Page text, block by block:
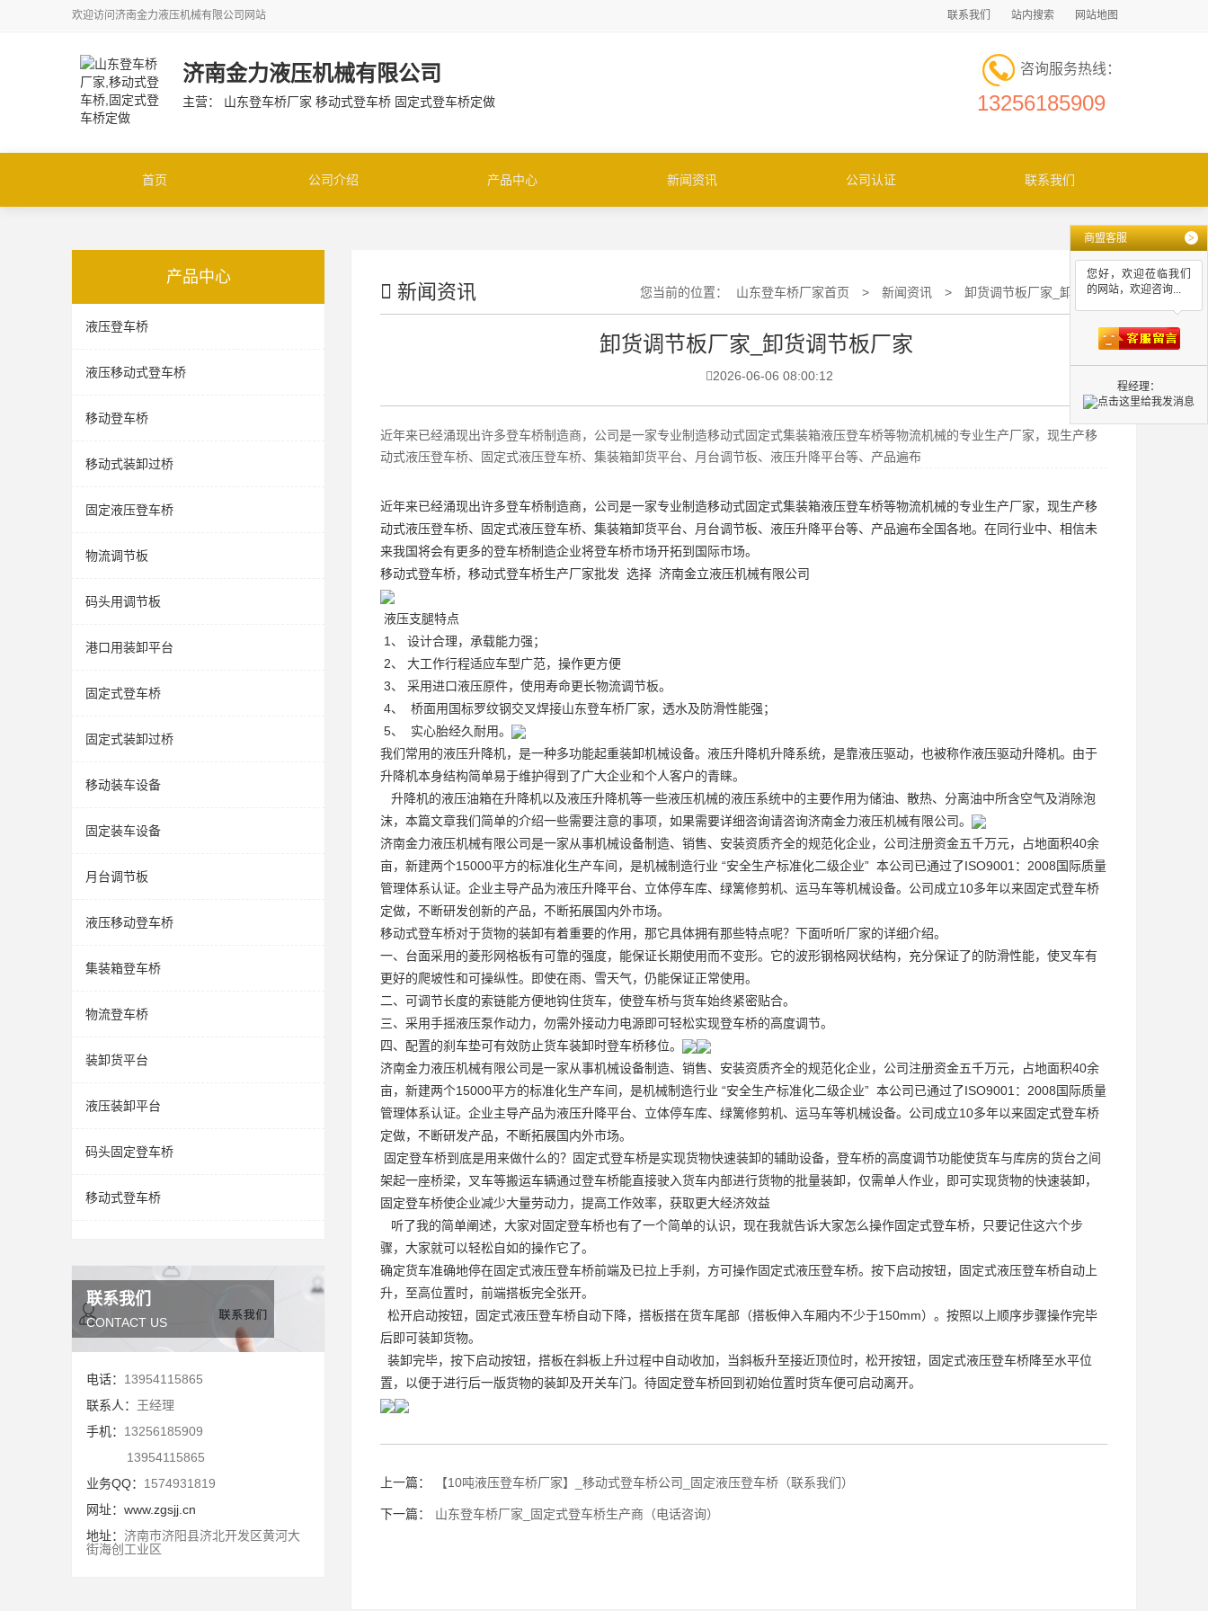
欢迎访问 济南金力液压机械有限公司 网站 联系我们 站内搜索 网站地图
济南金力液压机械有限公司
主营： 山东登车桥厂家 移动式登车桥 固定式登车桥定做
咨询服务热线：
13256185909
首页 公司介绍 产品中心 新闻资讯 公司认证 联系我们
产品中心
液压登车桥
液压移动式登车桥
移动登车桥
移动式装卸过桥
固定液压登车桥
物流调节板
码头用调节板
港口用装卸平台
固定式登车桥
固定式装卸过桥
移动装车设备
固定装车设备
月台调节板
液压移动登车桥
集装箱登车桥
物流登车桥
装卸货平台
液压装卸平台
码头固定登车桥
移动式登车桥
联系我们
CONTACT US
电话： 13954115865
联系人： 王经理
手机： 13256185909
13954115865
业务QQ： 1574931819
网址： www.zgsjj.cn
地址： 济南市济阳县济北开发区黄河大
街海创工业区
新闻资讯 您当前的位置： 山东登车桥厂家首页 > 新闻资讯 > 卸货调节板厂家_卸货调节板厂家
卸货调节板厂家_卸货调节板厂家
2026-06-06 08:00:12
近年来已经涌现出许多登车桥制造商，公司是一家专业制造移动式固定式集装箱液压登车桥等物流机械的专业生产厂家，现生产移
动式液压登车桥、固定式液压登车桥、集装箱卸货平台、月台调节板、液压升降平台等、产品遍布
近年来已经涌现出许多登车桥制造商，公司是一家专业制造移动式固定式集装箱液压登车桥等物流机械的专业生产厂家，现生产移
动式液压登车桥、固定式液压登车桥、集装箱卸货平台、月台调节板、液压升降平台等、产品遍布全国各地。在同行业中、相信未
来我国将会有更多的登车桥制造企业将登车桥市场开拓到国际市场。
移动式登车桥，移动式登车桥生产厂家批发 选择 济南金立液压机械有限公司
液压支腿特点
1、 设计合理，承载能力强；
2、 大工作行程适应车型广范，操作更方便
3、 采用进口液压原件，使用寿命更长物流调节板。
4、 桥面用国标罗纹钢交叉焊接山东登车桥厂家，透水及防滑性能强；
5、 实心胎经久耐用。
我们常用的液压升降机，是一种多功能起重装卸机械设备。液压升降机升降系统，是靠液压驱动，也被称作液压驱动升降机。由于
升降机本身结构简单易于维护得到了广大企业和个人客户的青睐。
升降机的液压油箱在升降机以及液压升降机等一些液压机械的液压系统中的主要作用为储油、散热、分离油中所含空气及消除泡
沫，本篇文章我们简单的介绍一些需要注意的事项，如果需要详细咨询请咨询济南金力液压机械有限公司。
济南金力液压机械有限公司是一家从事机械设备制造、销售、安装资质齐全的规范化企业，公司注册资金五千万元，占地面积40余
亩，新建两个15000平方的标准化生产车间，是机械制造行业 “安全生产标准化二级企业” 本公司已通过了ISO9001：2008国际质量
管理体系认证。企业主导产品为液压升降平台、立体停车库、绿篱修剪机、运马车等机械设备。公司成立10多年以来固定式登车桥
定做，不断研发创新的产品，不断拓展国内外市场。
移动式登车桥对于货物的装卸有着重要的作用，那它具体拥有那些特点呢？下面听听厂家的详细介绍。
一、台面采用的菱形网格板有可靠的强度，能保证长期使用而不变形。它的波形钢格网状结构，充分保证了的防滑性能，使叉车有
更好的爬坡性和可操纵性。即使在雨、雪天气，仍能保证正常使用。
二、可调节长度的索链能方便地钩住货车，使登车桥与货车始终紧密贴合。
三、采用手摇液压泵作动力，勿需外接动力电源即可轻松实现登车桥的高度调节。
四、配置的刹车垫可有效防止货车装卸时登车桥移位。
济南金力液压机械有限公司是一家从事机械设备制造、销售、安装资质齐全的规范化企业，公司注册资金五千万元，占地面积40余
亩，新建两个15000平方的标准化生产车间，是机械制造行业 “安全生产标准化二级企业” 本公司已通过了ISO9001：2008国际质量
管理体系认证。企业主导产品为液压升降平台、立体停车库、绿篱修剪机、运马车等机械设备。公司成立10多年以来固定式登车桥
定做，不断研发产品，不断拓展国内外市场。
固定登车桥到底是用来做什么的？固定式登车桥是实现货物快速装卸的辅助设备，登车桥的高度调节功能使货车与库房的货台之间
架起一座桥梁，叉车等搬运车辆通过登车桥能直接驶入货车内部进行货物的批量装卸，仅需单人作业，即可实现货物的快速装卸，
固定登车桥使企业减少大量劳动力，提高工作效率，获取更大经济效益
听了我的简单阐述，大家对固定登车桥也有了一个简单的认识，现在我就告诉大家怎么操作固定式登车桥，只要记住这六个步
骤，大家就可以轻松自如的操作它了。
确定货车准确地停在固定式液压登车桥前端及已拉上手刹，方可操作固定式液压登车桥。按下启动按钮，固定式液压登车桥自动上
升，至高位置时，前端搭板完全张开。
松开启动按钮，固定式液压登车桥自动下降，搭板搭在货车尾部（搭板伸入车厢内不少于150mm）。按照以上顺序步骤操作完毕
后即可装卸货物。
装卸完毕，按下启动按钮，搭板在斜板上升过程中自动收加，当斜板升至接近顶位时，松开按钮，固定式液压登车桥降至水平位
置，以便于进行后一版货物的装卸及开关车门。待固定登车桥回到初始位置时货车便可启动离开。
上一篇： 【10吨液压登车桥厂家】_移动式登车桥公司_固定液压登车桥（联系我们）
下一篇： 山东登车桥厂家_固定式登车桥生产商（电话咨询）
商盟客服 >
您好，欢迎莅临我们
的网站，欢迎咨询...
程经理：